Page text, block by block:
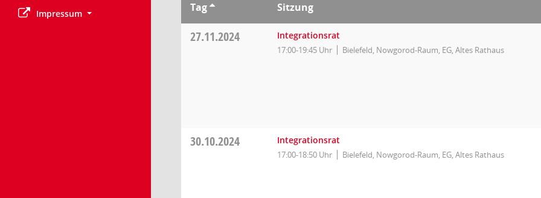
Impressum
Tag Sitzung
27.11.2024 Integrationsrat
17:00-19:45 Uhr Bielefeld, Nowgorod-Raum, EG, Altes Rathaus
30.10.2024 Integrationsrat
17:00-18:50 Uhr Bielefeld, Nowgorod-Raum, EG, Altes Rathaus